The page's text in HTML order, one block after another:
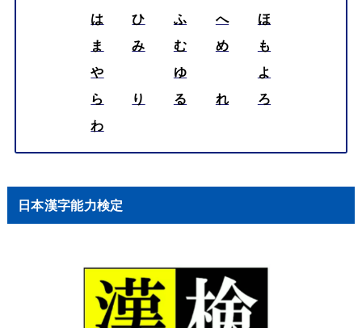
は
ひ ふ へ
ほ
ま
み む め
も
や
ゆ
よ
ら
り る れ
ろ
わ
日本漢字能力検定